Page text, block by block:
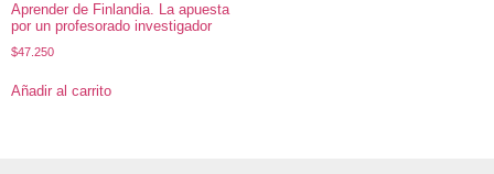
Aprender de Finlandia. La apuesta
por un profesorado investigador
$47.250
Añadir al carrito